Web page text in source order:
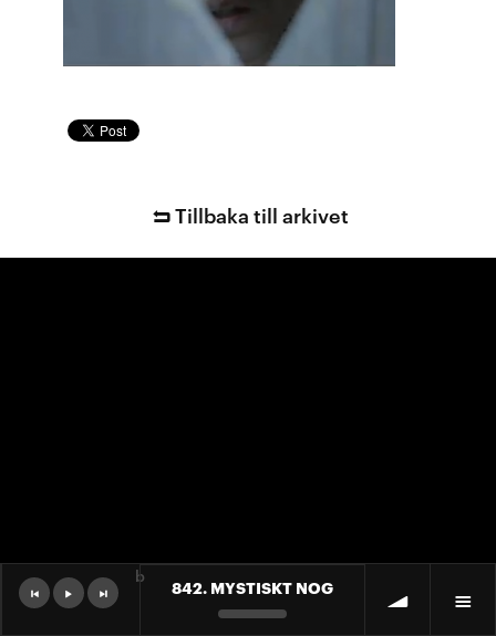
Tillbaka till arkivet
842. MYSTISKT NOG
b